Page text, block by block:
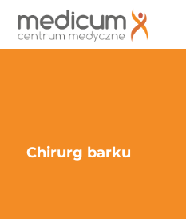
Chirurg barku